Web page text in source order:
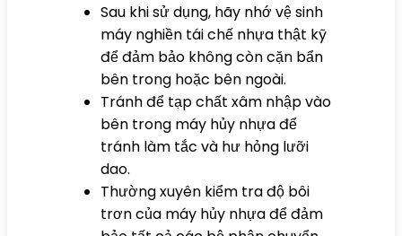
Sau khi sử dụng, hãy nhớ vệ sinh
máy nghiền tái chế nhựa thật kỹ
để đảm bảo không còn cặn bẩn
bên trong hoặc bên ngoài.
Tránh để tạp chất xâm nhập vào
bên trong máy hủy nhựa để
tránh làm tắc và hư hỏng lưỡi
dao.
Thường xuyên kiểm tra độ bôi
trơn của máy hủy nhựa để đảm